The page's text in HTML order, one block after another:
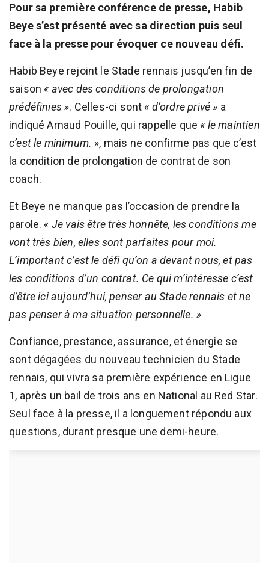
Pour sa première conférence de presse, Habib
Beye s’est présenté avec sa direction puis seul
face à la presse pour évoquer ce nouveau défi.
Habib Beye rejoint le Stade rennais jusqu’en fin de
saison « avec des conditions de prolongation
prédéfinies ». Celles-ci sont « d’ordre privé » a
indiqué Arnaud Pouille, qui rappelle que « le maintien
c’est le minimum. », mais ne confirme pas que c’est
la condition de prolongation de contrat de son
coach.
Et Beye ne manque pas l’occasion de prendre la
parole. « Je vais être très honnête, les conditions me
vont très bien, elles sont parfaites pour moi.
L’important c’est le défi qu’on a devant nous, et pas
les conditions d’un contrat. Ce qui m’intéresse c’est
d’être ici aujourd’hui, penser au Stade rennais et ne
pas penser à ma situation personnelle. »
Confiance, prestance, assurance, et énergie se
sont dégagées du nouveau technicien du Stade
rennais, qui vivra sa première expérience en Ligue
1, après un bail de trois ans en National au Red Star.
Seul face à la presse, il a longuement répondu aux
questions, durant presque une demi-heure.